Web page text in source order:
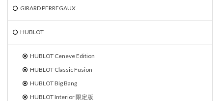
GIRARD PERREGAUX
HUBLOT
HUBLOT Ceneve Edition
HUBLOT Classic Fusion
HUBLOT Big Bang
HUBLOT Interior 限定版